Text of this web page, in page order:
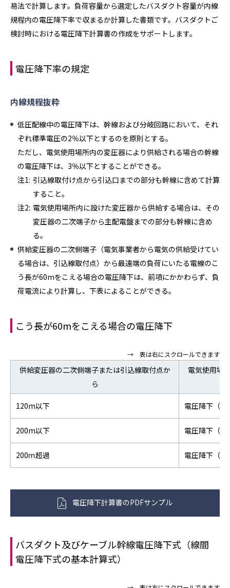
易法で計算します。負荷容量から選定したバスダクト容量が内線
規程内の電圧降下率で収まるか計算した書類です。バスダクトご
検討時における電圧降下計算書の作成をサポートします。
電圧降下率の規定
内線規程抜粋
低圧配線中の電圧降下は、幹線および分岐回路において、それ
ぞれ標準電圧の2％以下とするのを原則とする。
ただし、電気使用場所内の変圧器により供給される場合の幹線
の電圧降下は、3％以下とすることができる。
注1: 引込線取付け点から引込口までの部分も幹線に含めて計算
すること。
注2: 電気使用場所内に設けた変圧器から供給する場合は、その
変圧器の二次端子から主配電盤までの部分も幹線に含め
る。
供給変圧器の二次側端子（電気事業者から電気の供給受けてい
る場合は、引込線取付点）から最遠端の負荷にいたる電線のこ
う長が60mをこえる場合の電圧降下は、前項にかかわらず、負
荷電流により計算し、下表によることができる。
こう長が60mをこえる場合の電圧降下
→ 表は右にスクロールできます
供給変圧器の二次側端子または引込線取付点か
ら
電気使用場
120m以下 電圧降下（%
200m以下 電圧降下（%
200ｍ超過 電圧降下（%
電圧降下計算書のPDFサンプル
バスダクト及びケーブル幹線電圧降下式（線間
電圧降下式の基本計算式）